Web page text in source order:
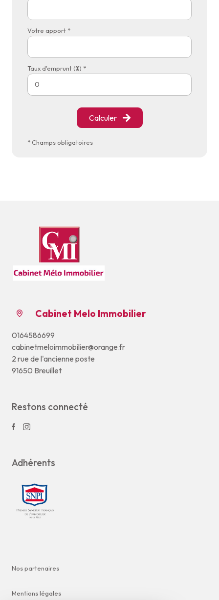
Votre apport *
Taux d'emprunt (%) *
Calculer
* Champs obligatoires
Cabinet Melo Immobilier
0164586699
cabinetmeloimmobilier@orange.fr
2 rue de l'ancienne poste
91650 Breuillet
Restons connecté
Adhérents
Nos partenaires
Mentions légales